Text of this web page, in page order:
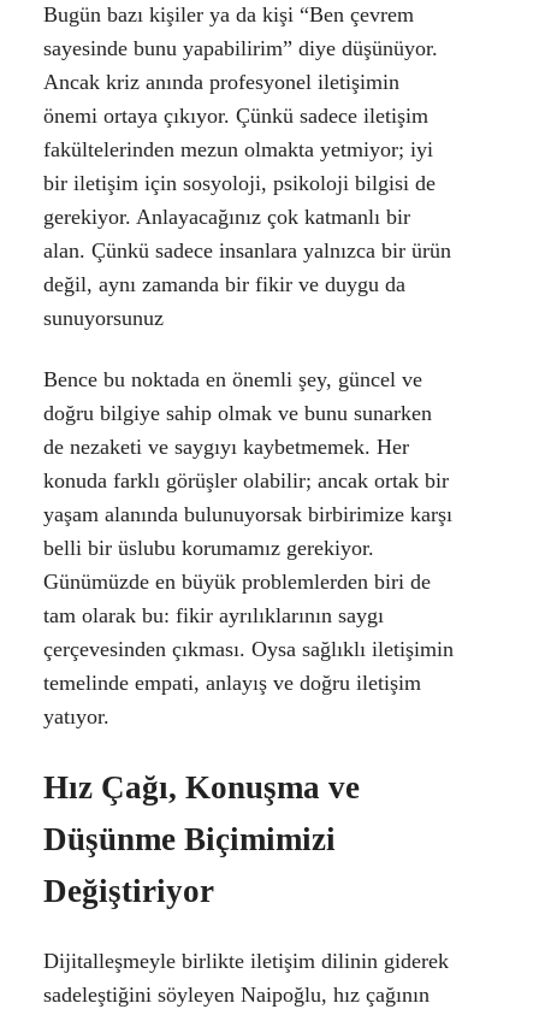
Bugün bazı kişiler ya da kişi “Ben çevrem
sayesinde bunu yapabilirim” diye düşünüyor.
Ancak kriz anında profesyonel iletişimin
önemi ortaya çıkıyor. Çünkü sadece iletişim
fakültelerinden mezun olmakta yetmiyor; iyi
bir iletişim için sosyoloji, psikoloji bilgisi de
gerekiyor. Anlayacağınız çok katmanlı bir
alan. Çünkü sadece insanlara yalnızca bir ürün
değil, aynı zamanda bir fikir ve duygu da
sunuyorsunuz
Bence bu noktada en önemli şey, güncel ve
doğru bilgiye sahip olmak ve bunu sunarken
de nezaketi ve saygıyı kaybetmemek. Her
konuda farklı görüşler olabilir; ancak ortak bir
yaşam alanında bulunuyorsak birbirimize karşı
belli bir üslubu korumamız gerekiyor.
Günümüzde en büyük problemlerden biri de
tam olarak bu: fikir ayrılıklarının saygı
çerçevesinden çıkması. Oysa sağlıklı iletişimin
temelinde empati, anlayış ve doğru iletişim
yatıyor.
Hız Çağı, Konuşma ve
Düşünme Biçimimizi
Değiştiriyor
Dijitalleşmeyle birlikte iletişim dilinin giderek
sadeleştiğini söyleyen Naipoğlu, hız çağının